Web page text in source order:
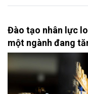
Đào tạo nhân lực
một ngành đang